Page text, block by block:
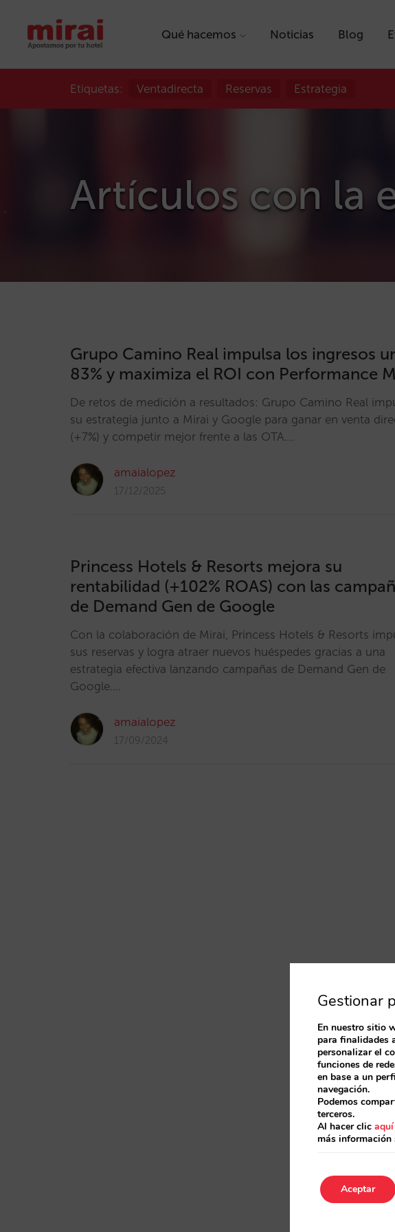
Qué hacemos Noticias Blog
Etiquetas: Ventadirecta Reservas Estrategia
Artículos con la
Grupo Camino Real impulsa los ingresos
83% y maximiza el ROI con Performance
De retos de medición a resultados: Grupo Camino Real
su estrategia junto a Mirai y Google para ganar en venta
(+7%) y competir mejor frente a las OTA.…
amaialopez
17/12/2025
Princess Hotels & Resorts mejora su
rentabilidad (+102% ROAS) con las
de Demand Gen de Google
Con la colaboración de Mirai, Princess Hotels & Resorts
sus reservas y logra atraer nuevos huéspedes gracias a una
estrategia efectiva lanzando campañas de Demand Gen de
Google.…
amaialopez
17/09/2024
Gestionar
En nuestro sitio
para finalidades
personalizar el
funciones de
en base a un
navegación.
Podemos
terceros.
Al hacer clic aquí
más información
Aceptar